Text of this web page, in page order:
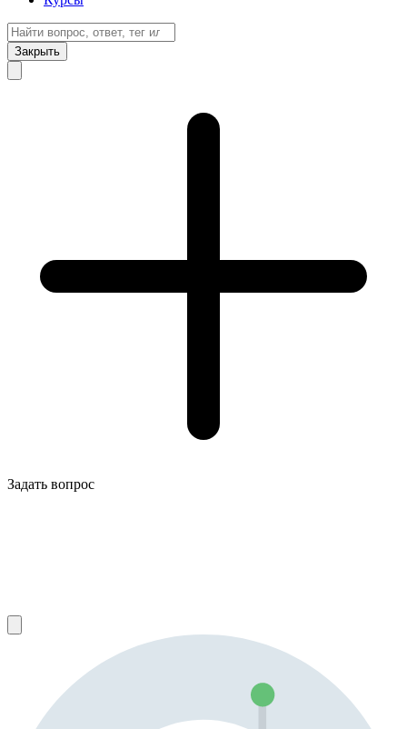
Закрыть
Задать вопрос